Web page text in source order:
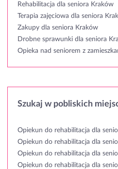
Rehabilitacja dla seniora Kraków
Terapia zajęciowa dla seniora
Zakupy dla seniora Kraków
Drobne sprawunki dla seniora
Opieka nad seniorem z
Szukaj w pobliskich
Opiekun do rehabilitacja dla
Opiekun do rehabilitacja dla
Opiekun do rehabilitacja dla
Opiekun do rehabilitacja dla